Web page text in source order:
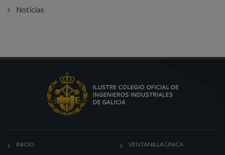
Noticias
INICIO
VENTANILLA ÚNICA